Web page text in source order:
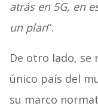
atrás en 5G, en
un plan“.
De otro lado, se
único país del
su marco